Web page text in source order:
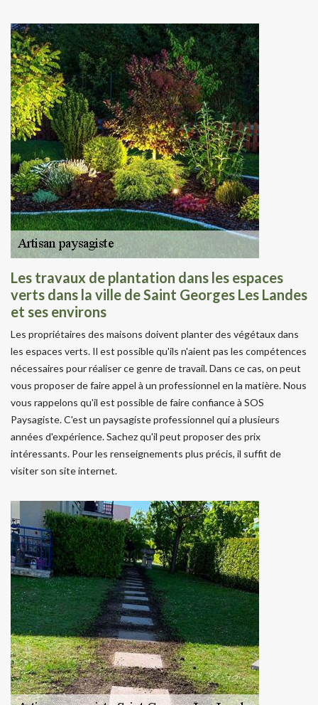
Les travaux de plantation dans les espaces
verts dans la ville de Saint Georges Les Landes
et ses environs
Les propriétaires des maisons doivent planter des végétaux dans
les espaces verts. Il est possible qu'ils n'aient pas les compétences
nécessaires pour réaliser ce genre de travail. Dans ce cas, on peut
vous proposer de faire appel à un professionnel en la matière. Nous
vous rappelons qu'il est possible de faire confiance à SOS
Paysagiste. C'est un paysagiste professionnel qui a plusieurs
années d'expérience. Sachez qu'il peut proposer des prix
intéressants. Pour les renseignements plus précis, il suffit de
visiter son site internet.